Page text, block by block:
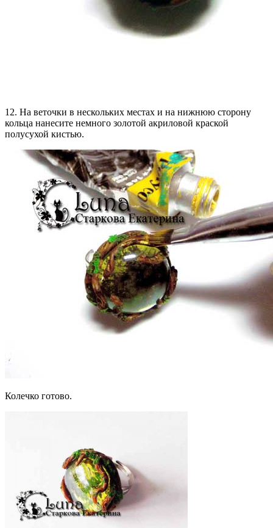
12. На веточки в нескольких местах и на нижнюю сторону
кольца нанесите немного золотой акриловой краской
полусухой кистью.
Колечко готово.